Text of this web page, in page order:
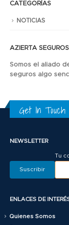
CATEGORÍAS
NOTICIAS
AZIERTA SEGUROS
Somos el aliado
seguros algo
Get In Touch
NEWSLETTER
Tu
ENLACES DE
Quienes Somos